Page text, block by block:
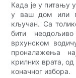
Када је у питању
у ваш дом или
кључан. Са
бити
врхунском
проналажења
крилних врата,
коначног избора.